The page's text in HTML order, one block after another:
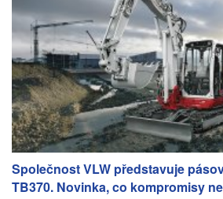
Společnost VLW představuje
TB370. Novinka, co kompromisy